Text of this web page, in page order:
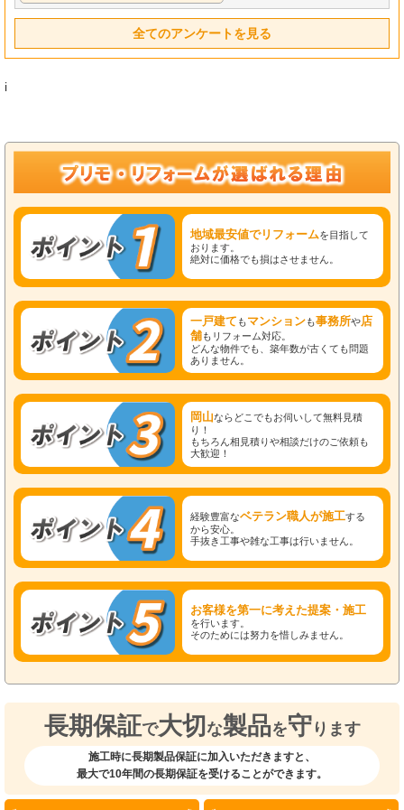
全てのアンケートを見る
i
地域最安値でリフォームを目指して
おります。
絶対に価格でも損はさせません。
一戸建て もマンションも事務所や店
舗もリフォーム対応。
どんな物件でも、築年数が古くても問題
ありません。
岡山ならどこでもお伺いして無料見積
り！
もちろん相見積りや相談だけのご依頼も
大歓迎！
経験豊富なベテラン職人が施工する
から安心。
手抜き工事や雑な工事は行いません。
お客様を第一に考えた提案・施工
を行います。
そのためには努力を惜しみません。
長期保証で大切 な製品を守 ります
施工時に長期製品保証に加入いただきますと、
最大で10年間の長期保証を受けることができます。